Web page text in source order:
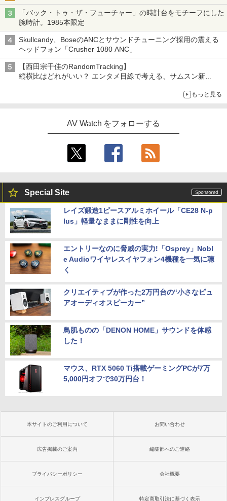
「バック・トゥ・ザ・フューチャー」の時計台をモチーフにした
腕時計。1985本限定
Skullcandy、BoseのANCとサウンドチューニング採用の震える
ヘッドフォン「Crusher 1080 ANC」
【西田宗千佳のRandomTracking】
縦横比はどれがいい？ エンタメ目線で考える、サムスン新
もっと見る
AV Watch をフォローする
Special Site
レイズ鍛造1ピースアルミホイール「CE28 N-p
lus」軽量なままに剛性を向上
エントリーなのに脅威の実力!「Osprey」Nobl
e Audioワイヤレスイヤフォン4機種を一気に聴
く
クリエイティブが作った2万円台の“小さなピュ
アオーディオスピーカー”
鳥肌ものの「DENON HOME」サウンドを体感
した！
マウス、RTX 5060 Ti搭載ゲーミングPCが7万
5,000円オフで30万円台！
本サイトのご利用について お問い合わせ
広告掲載のご案内 編集部へのご連絡
プライバシーポリシー 会社概要
インプレスグループ 特定商取引法に基づく表示